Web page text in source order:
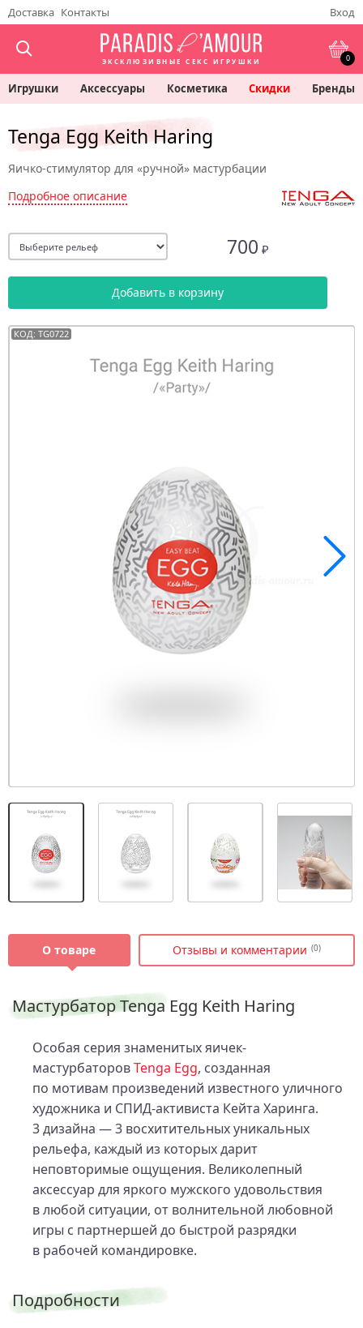
Доставка Контакты Вход
ЭКСКЛЮЗИВНЫЕ СЕКС ИГРУШКИ 0
Игрушки Аксессуары Косметика Скидки Бренды
Tenga Egg Keith Haring
Яичко-стимулятор для «ручной» мастурбации
Подробное описание
700 ₽
Добавить в корзину
КОД: TG0722
О товаре Отзывы и комментарии (0)
Мастурбатор Tenga Egg Keith Haring
Особая серия знаменитых яичек-
мастурбаторовTenga Egg, созданная
по мотивам произведений известного уличного
художника и СПИД-активиста Кейта Харинга.
3 дизайна — 3 восхитительных уникальных
рельефа, каждый из которых дарит
неповторимые ощущения. Великолепный
аксессуар для яркого мужского удовольствия
в любой ситуации, от волнительной любовной
игры с партнершей до быстрой разрядки
в рабочей командировке.
Подробности